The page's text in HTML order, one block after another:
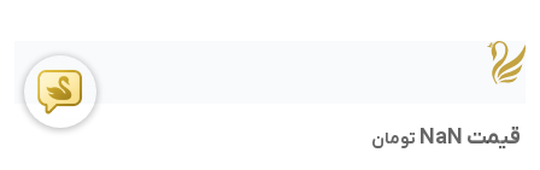
قیمت NaN تومان